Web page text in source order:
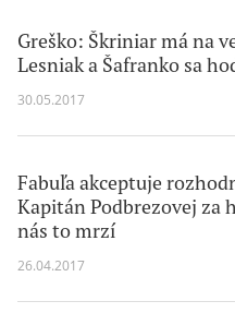
Greško: Škriniar má na
Lesniak a Šafranko sa
30.05.2017
Fabuľa akceptuje
Kapitán Podbrezovej za
nás to mrzí
26.04.2017